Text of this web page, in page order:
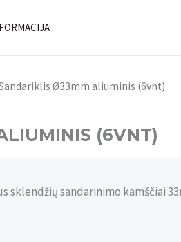
Ø33mm aliuminis (6vnt)
(6VNT)
sklendžių sandarinimo kamščiai